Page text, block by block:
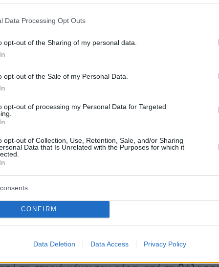
Data Processing Opt Outs
opt-out of the Sharing of my personal data.
opt-out of the Sale of my Personal Data.
opt-out of processing my Personal Data for Targeted
opt-out of Collection, Use, Retention, Sale, and/or Sharing
Data that Is Unrelated with the Purposes for which it
CONFIRM
Data Deletion Data Access Privacy Policy
προσβάλλει με ασέβεια τους διοικητές του
στην Ελλάδα, που παρενοχλεί τα
στα χέρια του, ενάντια στο FETO, τη
συμμορία που έχει δει πρόσφατα η
χώρες που στοχεύουν την κυριαρχία μας και
της Τουρκίας και του τουρκικού έθνους, να
αυτός ο αδελφός σας είναι ο
αυτού του στρατού. Το σύνταγμά μας το
ο Τούρκος πρόεδρος είπε: «Μπορούμε και θα
μια νύχτα. Δεν μπορούν να ανεχτούν το
Τουρκία είναι σε θέση να σχεδιάζει και να